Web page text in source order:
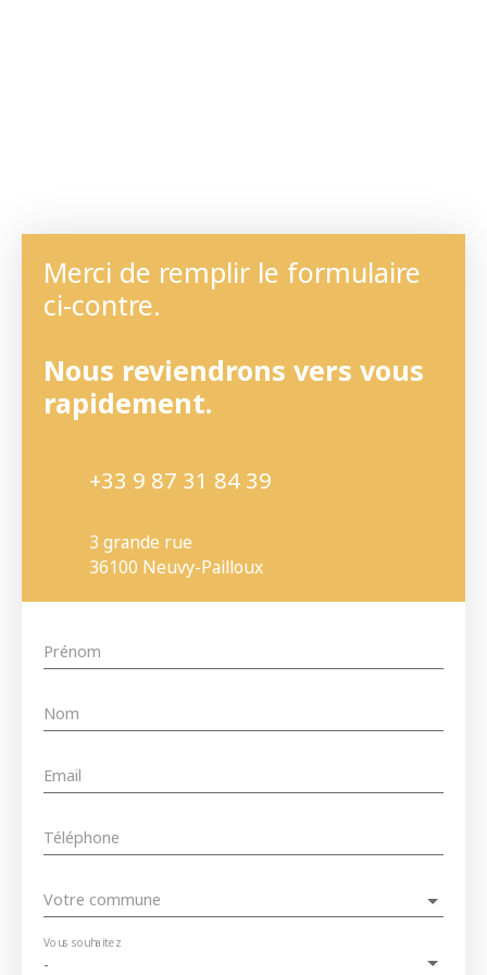
Merci de remplir le formulaire
ci-contre.
Nous reviendrons vers vous
rapidement.
+33 9 87 31 84 39
3 grande rue
36100 Neuvy-Pailloux
Prénom
Nom
Email
Téléphone
Votre commune
-
Vous souhaitez